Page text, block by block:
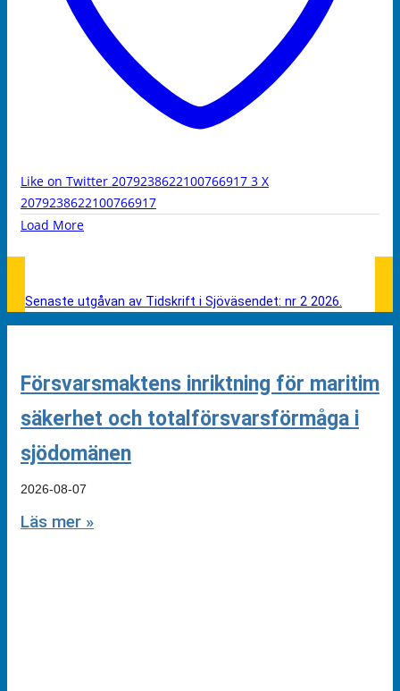
Like on Twitter 2079238622100766917 3 X
2079238622100766917
Load More
Senaste utgåvan av Tidskrift i Sjöväsendet: nr 2 2026.
Försvarsmaktens inriktning för maritim
säkerhet och totalförsvarsförmåga i
sjödomänen
2026-08-07
Läs mer »